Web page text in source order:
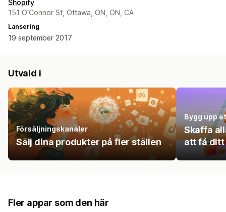
Shopify
151 O’Connor St, Ottawa, ON, ON, CA
Lansering
19 september 2017
Utvald i
Försäljningskanaler
Sälj dina produkter på fler ställen
Bygg upp
Skaffa
att få ditt
Fler appar som den här